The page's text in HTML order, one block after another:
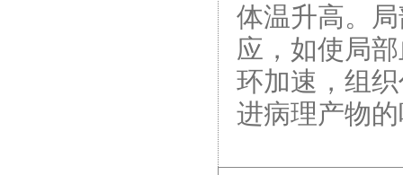
体温升高。
应，如使局
环加速，组
进病理产物